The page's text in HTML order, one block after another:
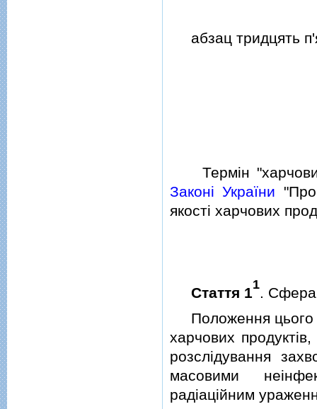
абзац тридцять
Термiн "харчовий
Законi України
якостi харчових
Стаття 11. Сфера
Положення цього
харчових
розслiдування
масовими
радiацiйним